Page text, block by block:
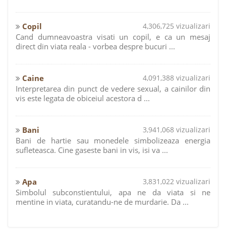
Copil 4,306,725 vizualizari
Cand dumneavoastra visati un copil, e ca un mesaj
direct din viata reala - vorbea despre bucuri ...
Caine 4,091,388 vizualizari
Interpretarea din punct de vedere sexual, a cainilor din
vis este legata de obiceiul acestora d ...
Bani 3,941,068 vizualizari
Bani de hartie sau monedele simbolizeaza energia
sufleteasca. Cine gaseste bani in vis, isi va ...
Apa 3,831,022 vizualizari
Simbolul subconstientului, apa ne da viata si ne
mentine in viata, curatandu-ne de murdarie. Da ...